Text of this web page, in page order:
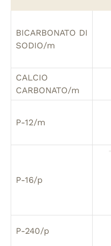
BICARBONATO DI
SODIO/m
CALCIO
CARBONATO/m
P-12/m
P-16/p
P-240/p